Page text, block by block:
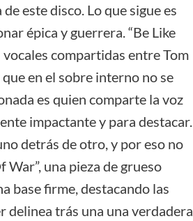
este disco. Lo que sigue es
épica y guerrera. “Be Like
vocales compartidas entre Tom
en el sobre interno no se
es quien comparte la voz
impactante y para destacar.
detrás de otro, y por eso no
War”, una pieza de grueso
base firme, destacando las
delinea trás una una verdadera